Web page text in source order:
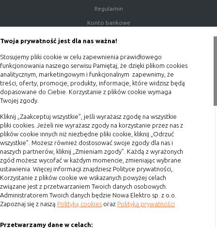
Twoja prywatność jest dla nas ważna!
Stosujemy pliki cookie w celu zapewnienia prawidłowego
funkcjonowania naszego serwisu Pamiętaj, że dzięki plikom cookies
analitycznym, marketingowym i funkcjonalnym zapewnimy, że
treści, oferty, promocje, produkty, informacje, które widzisz będą
dopasowane do Ciebie. Korzystanie z plików cookie wymaga
Twojej zgody.
Kliknij „Zaakceptuj wszystkie”, jeśli wyrażasz zgodę na wszystkie
pliki cookies. Jeżeli nie wyrażasz zgody na korzystanie przez nas z
plików cookie innych niż niezbędne pliki cookie, kliknij „Odrzuć
wszystkie”. Możesz również dostosować swoje zgody dla nas i
naszych partnerów, kliknij „Zmieniam zgody”. Każdą z wyrażonych
zgód możesz wycofać w każdym momencie, zmieniając wybrane
ustawienia. Więcej informacji znajdziesz Polityce prywatności,.
Korzystanie z plików cookie we wskazanych powyżej celach
związane jest z przetwarzaniem Twoich danych osobowych.
Administratorem Twoich danych będzie Nowa Elektro sp. z o.o.
Zapoznaj się z naszą Polityką cookies oraz Polityka prywatności
Przetwarzamy dane w celach:
serwisu
w serwisie
Bezpieczeństwo
i niezawodność
serwisu
umożliwiają weryfikację
autentyczności oraz optymalizację
wydajności serwisu
Uwierzytelnianie umożliwiają informowanie gdy
użytkownik jest zalogowany, dzięki
czemu witryna może pokazywać
Stan sesji
umożliwiają zapisywanie informacji o
tym, jak użytkownicy korzystają z
witryny. Mogą one dotyczyć najczęściej
odwiedzanych stron lub ewentualnych
komunikatów o błędach
wyświetlanych na niektórych stronach.
Pliki cookie służące do zapisywania
tzw. "stanu sesji" pomagają ulepszać
usługi i zwiększać komfort
Regulamin
Konto bankowe
Blog
Zakupy
Terminy realizacji
Koszty przesyłki
Dostawa
Reklamacje
Zwrot towaru
Kontakt
Szybki kontakt